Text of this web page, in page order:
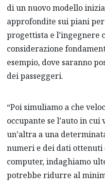
di un nuovo modello
approfondite sui piani
progettista e l’ingegnere
considerazione
esempio, dove saranno
dei passeggeri.
“Poi simuliamo a che
occupante se l’auto in cui
un’altra a una
numeri e dei dati ottenuti
computer, indaghiamo
potrebbe ridurre al